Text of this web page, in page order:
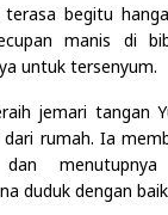
terasa begitu
manis di
untuk tersenyum.
jemari tangan
rumah. Ia
menutupnya
duduk dengan